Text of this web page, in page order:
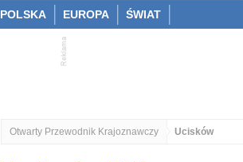
POLSKA EUROPA ŚWIAT
Otwarty Przewodnik Krajoznawczy Ucisków